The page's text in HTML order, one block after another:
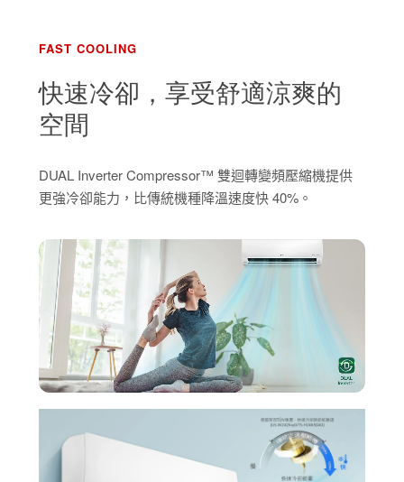
FAST COOLING
快速冷卻，享受舒適涼爽的
空間
DUAL Inverter Compressor™ 雙迴轉變頻壓縮機提供
更強冷卻能力，比傳統機種降溫速度快 40%。